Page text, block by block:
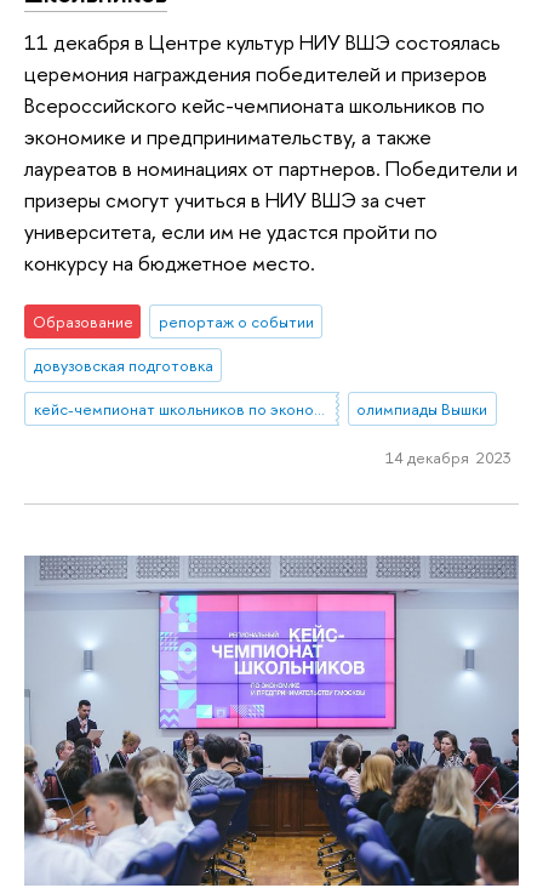
11 декабря в Центре культур НИУ ВШЭ состоялась
церемония награждения победителей и призеров
Всероссийского кейс-чемпионата школьников по
экономике и предпринимательству, а также
лауреатов в номинациях от партнеров. Победители и
призеры смогут учиться в НИУ ВШЭ за счет
университета, если им не удастся пройти по
конкурсу на бюджетное место.
Образование
репортаж о событии
довузовская подготовка
кейс-чемпионат школьников по экономике и предпринимательству
олимпиады Вышки
14 декабря 2023